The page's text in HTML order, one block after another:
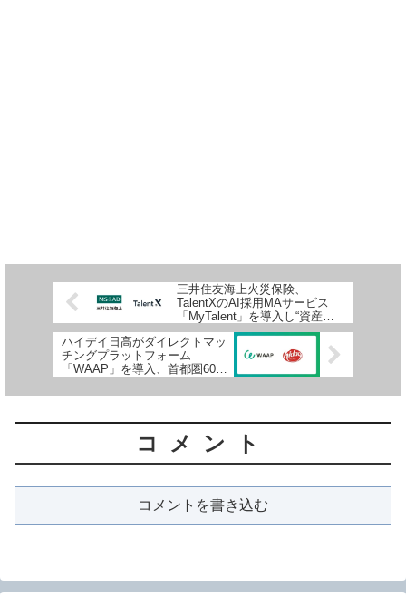
三井住友海上火災保険、
TalentXのAI採用MAサービス
「MyTalent」を導入し“資産
型”採用へ転換
ハイデイ日高がダイレクトマッ
チングプラットフォーム
「WAAP」を導入、首都圏600
を強化
コメント
コメントを書き込む